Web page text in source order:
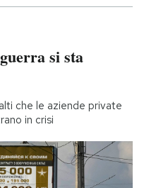
si sta
che le aziende private
in crisi